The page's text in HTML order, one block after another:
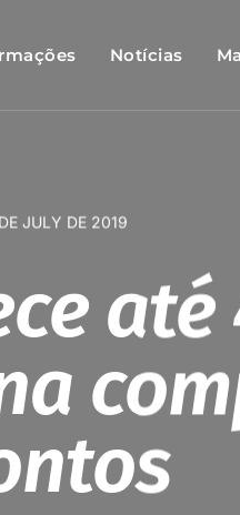
Notícias
JULY DE 2019
até